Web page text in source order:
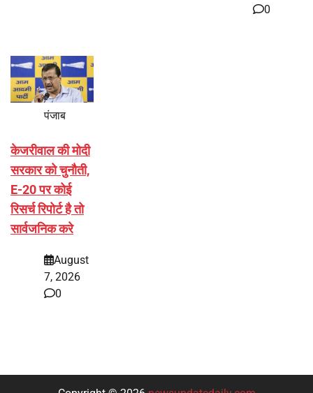
0
पंजाब
केजरीवाल की मोदी
सरकार को चुनौती,
E-20 पर कोई
रिसर्च रिपोर्ट है तो
सार्वजनिक करे
August
7, 2026
0